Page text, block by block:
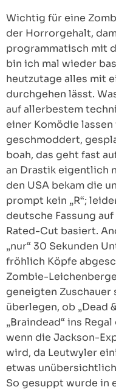
Wichtig für eine
der Horrorgehalt,
programmatisch mit
bin ich mal wieder
heutzutage alles mit
durchgehen lässt.
auf allerbestem
einer Komödie
geschmoddert,
boah, das geht fast
an Drastik eigentlich
den USA bekam die
prompt kein „R“;
deutsche Fassung
Rated-Cut basiert.
„nur“ 30 Sekunden
fröhlich Köpfe
Zombie-
geneigten Zuschauer
überlegen, ob „Dead
„Braindead“ ins
wenn die Jackson-
wird, da Leutwyler
etwas
So gesuppt wurde in